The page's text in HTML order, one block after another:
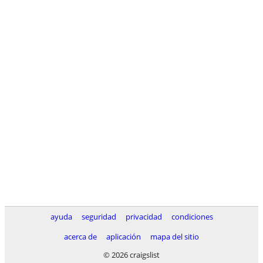
ayuda seguridad privacidad
condiciones
acerca de
aplicación
mapa del sitio
© 2026 craigslist